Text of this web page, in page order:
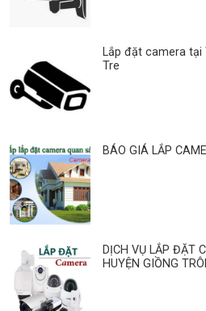
Lắp đặt camera tại
Tre
BÁO GIÁ LẮP
DỊCH VỤ LẮP ĐẶT
HUYỆN GIỒNG